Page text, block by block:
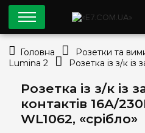
Розетка із з/к із
контактів 16А/
WL1062, «срібло»
0
Головна Розетки та
Lumina 2